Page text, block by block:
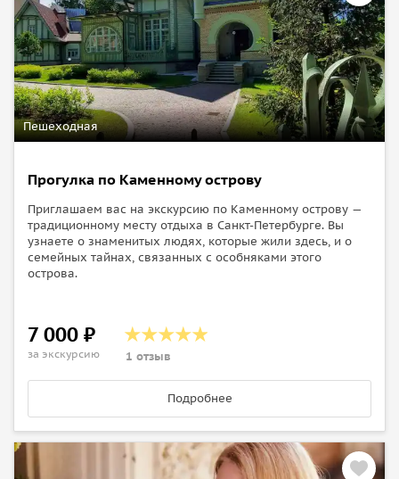
Пешеходная
Прогулка по Каменному острову
Приглашаем вас на экскурсию по Каменному острову —
традиционному месту отдыха в Санкт-Петербурге. Вы
узнаете о знаменитых людях, которые жили здесь, и о
семейных тайнах, связанных с особняками этого
острова.
7 000 ₽
за экскурсию 1 отзыв
Подробнее